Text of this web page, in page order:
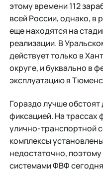
этому времени 112
всей России, однако, в
еще находятся на
реализации. В
действует только в
округе, и буквально в
эксплуатацию в
Гораздо лучше
фиксацией. На трассах
улично-транспортной
комплексы
недостаточно,
системами ФВФ